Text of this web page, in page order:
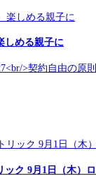
しめる親子に
ック 9月1日（木）